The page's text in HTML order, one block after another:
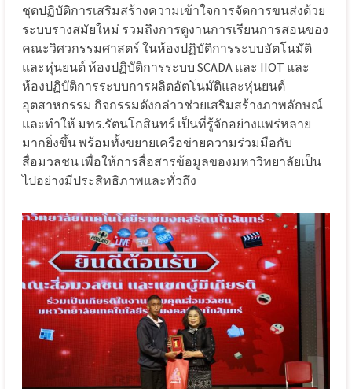
ชุดปฏิบัติการเสริมสร้างความเข้าใจการจัดการขนส่งด้วย
ระบบรางสมัยใหม่ รวมถึงการดูงานการเรียนการสอนของ
คณะวิศวกรรมศาสตร์ ในห้องปฏิบัติการระบบอัตโนมัติ
และหุ่นยนต์ ห้องปฏิบัติการระบบ SCADA และ IIOT และ
ห้องปฏิบัติการระบบการผลิตอัตโนมัติและหุ่นยนต์
อุตสาหกรรม กิจกรรมดังกล่าวช่วยเสริมสร้างภาพลักษณ์
และทำให้ มทร.รัตนโกสินทร์ เป็นที่รู้จักอย่างแพร่หลาย
มากยิ่งขึ้น พร้อมทั้งขยายเครือข่ายความร่วมมือกับ
สื่อมวลชน เพื่อให้การสื่อสารข้อมูลของมหาวิทยาลัยเป็น
ไปอย่างมีประสิทธิภาพและทั่วถึง